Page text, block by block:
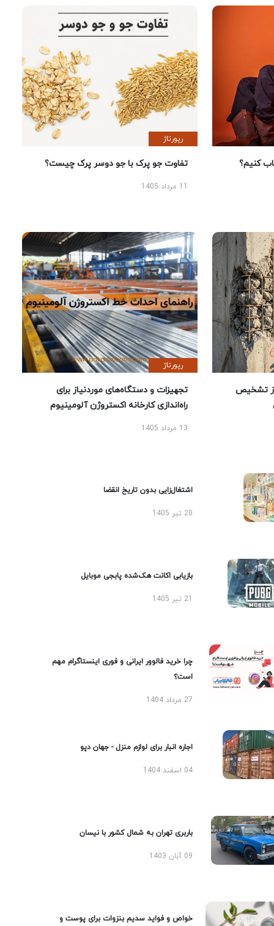
کنیم؟
رپورتاژ
تفاوت جو پرک با جو دوسر پرک چیست؟
تشخیص
رپورتاژ
تجهیزات و دستگاه‌های موردنیاز برای
راه‌اندازی کارخانه اکستروژن آلومینیوم
13 مرداد 1405
اشتغال‌زایی بدون تاریخ انقضا
20 تیر 1405
بازیابی اکانت هک‌شده پابجی موبایل
چرا خرید فالوور ایرانی و فوری اینستاگرام مهم
است؟
27 مرداد 1404
اجاره انبار برای لوازم منزل - جهان دپو
04 اسفند 1404
باربری تهران به شمال کشور با نیسان
09 آبان 1403
خواص و فواید سدیم بنزوات برای پوست و